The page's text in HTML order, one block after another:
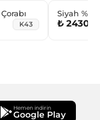
K43
Siyah
İçlik
₺
Hemen indirin
Google Play